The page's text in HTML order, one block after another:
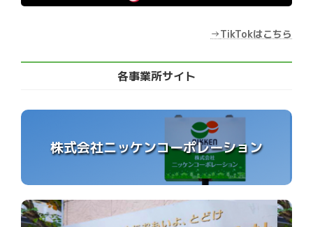
→TikTokはこちら
各事業所サイト
株式会社ニッケンコーポレーション